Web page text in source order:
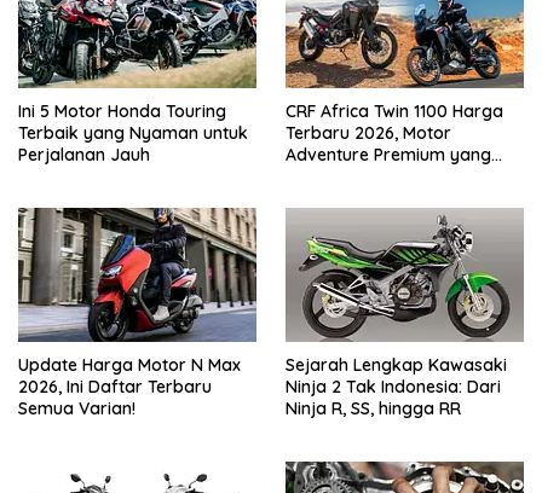
Ini 5 Motor Honda Touring
Terbaik yang Nyaman untuk
Perjalanan Jauh
CRF Africa Twin 1100 Harga
Terbaru 2026, Motor
Adventure Premium yang
Update Harga Motor N Max
2026, Ini Daftar Terbaru
Semua Varian!
Sejarah Lengkap Kawasaki
Ninja 2 Tak Indonesia: Dari
Ninja R, SS, hingga RR